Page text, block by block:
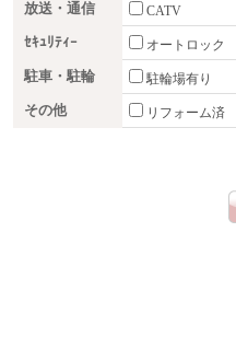
放送・通信 CATV
ｾｷｭﾘﾃｨｰ オートロック
駐車・駐輪 駐輪場有り
その他 リフォーム済